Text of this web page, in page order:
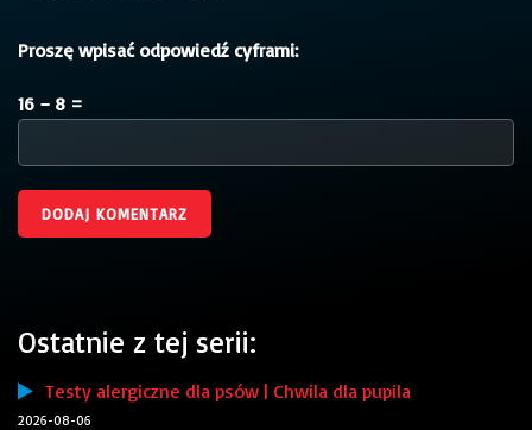
Proszę wpisać odpowiedź cyframi:
16 − 8 =
Ostatnie z tej serii:
Testy alergiczne dla psów | Chwila dla pupila
2026-08-06